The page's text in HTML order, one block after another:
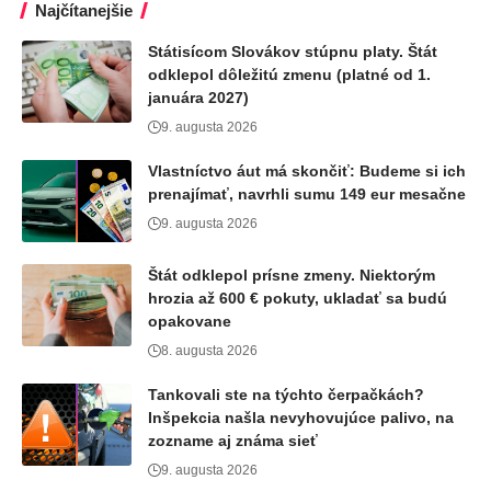
Najčítanejšie
Státisícom Slovákov stúpnu platy. Štát
odklepol dôležitú zmenu (platné od 1.
januára 2027)
9. augusta 2026
Vlastníctvo áut má skončiť: Budeme si ich
prenajímať, navrhli sumu 149 eur mesačne
9. augusta 2026
Štát odklepol prísne zmeny. Niektorým
hrozia až 600 € pokuty, ukladať sa budú
opakovane
8. augusta 2026
Tankovali ste na týchto čerpačkách?
Inšpekcia našla nevyhovujúce palivo, na
zozname aj známa sieť
9. augusta 2026